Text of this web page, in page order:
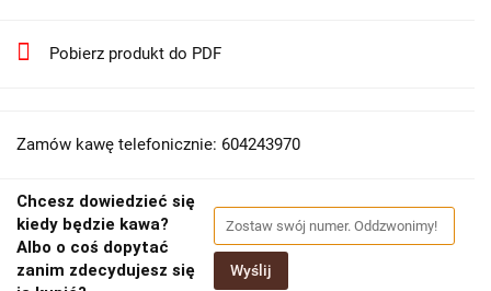
Pobierz produkt do PDF
Zamów kawę telefonicznie: 604243970
Chcesz dowiedzieć się
kiedy będzie kawa?
Albo o coś dopytać
zanim zdecydujesz się
Wyślij